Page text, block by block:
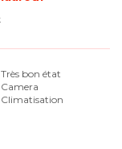
Très bon état
Camera
Climatisation